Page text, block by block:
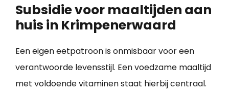
Subsidie voor maaltijden aan
huis in Krimpenerwaard
Een eigen eetpatroon is onmisbaar voor een
verantwoorde levensstijl. Een voedzame maaltijd
met voldoende vitaminen staat hierbij centraal.